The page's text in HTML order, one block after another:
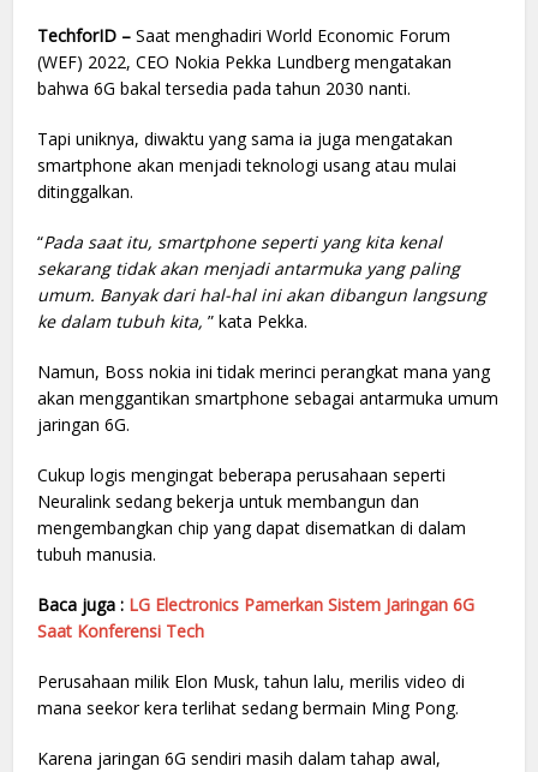
TechforID –Saat menghadiri World Economic Forum
(WEF) 2022, CEO Nokia Pekka Lundberg mengatakan
bahwa 6G bakal tersedia pada tahun 2030 nanti.
Tapi uniknya, diwaktu yang sama ia juga mengatakan
smartphone akan menjadi teknologi usang atau mulai
ditinggalkan.
“Pada saat itu, smartphone seperti yang kita kenal
sekarang tidak akan menjadi antarmuka yang paling
umum. Banyak dari hal-hal ini akan dibangun langsung
ke dalam tubuh kita, ” kata Pekka.
Namun, Boss nokia ini tidak merinci perangkat mana yang
akan menggantikan smartphone sebagai antarmuka umum
jaringan 6G.
Cukup logis mengingat beberapa perusahaan seperti
Neuralink sedang bekerja untuk membangun dan
mengembangkan chip yang dapat disematkan di dalam
tubuh manusia.
Baca juga : LG Electronics Pamerkan Sistem Jaringan 6G
Saat Konferensi Tech
Perusahaan milik Elon Musk, tahun lalu, merilis video di
mana seekor kera terlihat sedang bermain Ming Pong.
Karena jaringan 6G sendiri masih dalam tahap awal,